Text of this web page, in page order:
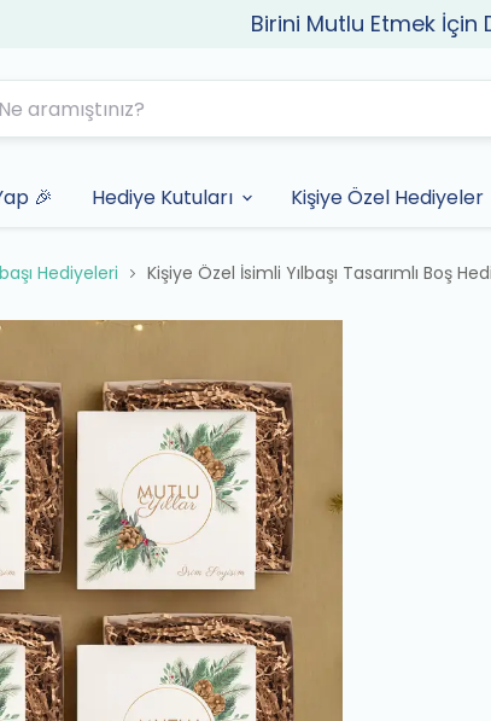
Birini Mutlu Etmek İçin
🎉 Hediye Kutuları Kişiye Özel Hediyeler
Hediyeleri Kişiye Özel İsimli Yılbaşı Tasarımlı Boş